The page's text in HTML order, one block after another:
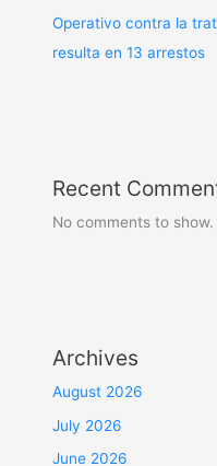
Operativo contra la
resulta en 13 arrestos
Recent
No comments to show.
Archives
August 2026
July 2026
June 2026